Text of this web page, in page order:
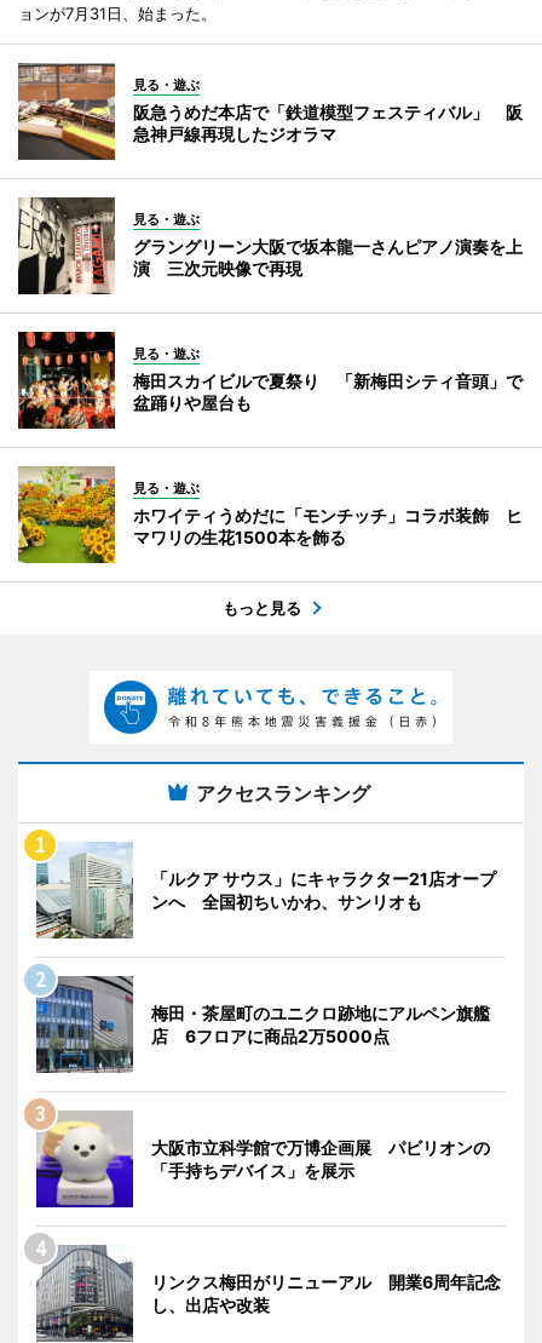
ョンが7月31日、始まった。
見る・遊ぶ
阪急うめだ本店で「鉄道模型フェスティバル」 阪
急神戸線再現したジオラマ
見る・遊ぶ
グラングリーン大阪で坂本龍一さんピアノ演奏を上
演 三次元映像で再現
見る・遊ぶ
梅田スカイビルで夏祭り 「新梅田シティ音頭」で
盆踊りや屋台も
見る・遊ぶ
ホワイティうめだに「モンチッチ」コラボ装飾 ヒ
マワリの生花1500本を飾る
もっと見る
アクセスランキング
「ルクア サウス」にキャラクター21店オープ
ンへ 全国初ちいかわ、サンリオも
梅田・茶屋町のユニクロ跡地にアルペン旗艦
店 6フロアに商品2万5000点
大阪市立科学館で万博企画展 パビリオンの
「手持ちデバイス」を展示
リンクス梅田がリニューアル 開業6周年記念
し、出店や改装